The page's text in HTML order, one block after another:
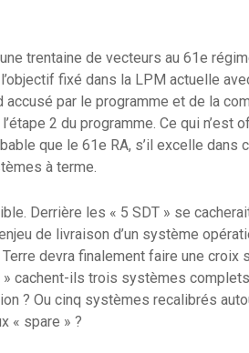
trentaine de vecteurs au 61e
fixé dans la LPM actuelle
par le programme et de la
2 du programme. Ce qui n’est
que le 61e RA, s’il excelle dans
à terme.
Derrière les « 5 SDT » se
de livraison d’un système
devra finalement faire une croix
cachent-ils trois systèmes
? Ou cinq systèmes recalibrés
« spare » ?